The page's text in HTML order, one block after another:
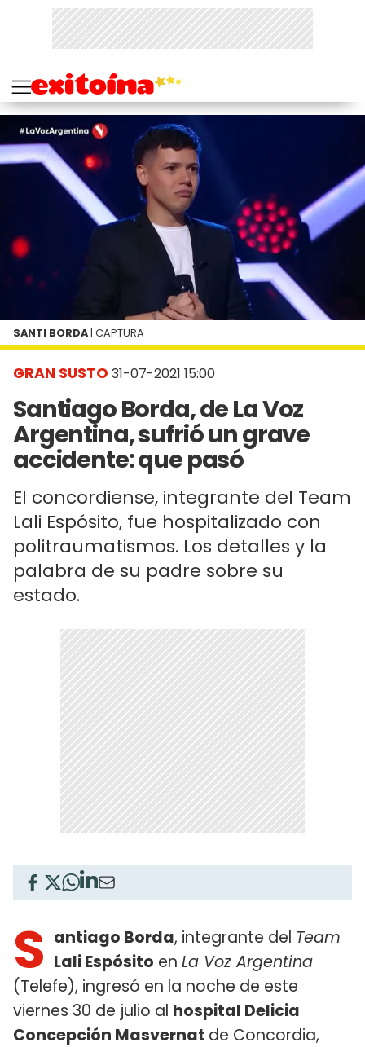
GRAN SUSTO 31-07-2021 15:00
Santiago Borda, de La Voz
Argentina, sufrió un grave
accidente: que pasó
El concordiense, integrante del Team
Lali Espósito, fue hospitalizado con
politraumatismos. Los detalles y la
palabra de su padre sobre su
estado.
SANTI BORDA | CAPTURA
S antiago Borda, integrante del Team
Lali Espósito en La Voz Argentina
(Telefe), ingresó en la noche de este
viernes 30 de julio al hospital Delicia
Concepción Masvernat de Concordia,